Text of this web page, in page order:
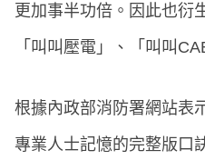
更加事半功倍。因此也衍
「叫叫壓電」、「叫叫
根據內政部消防署網站表
專業人士記憶的完整版口